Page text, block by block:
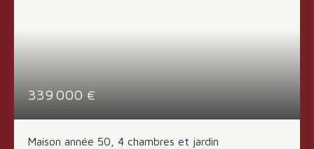
339 000 €
Maison année 50, 4 chambres et jardin